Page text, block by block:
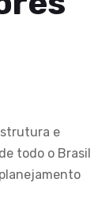
e
todo o Brasil